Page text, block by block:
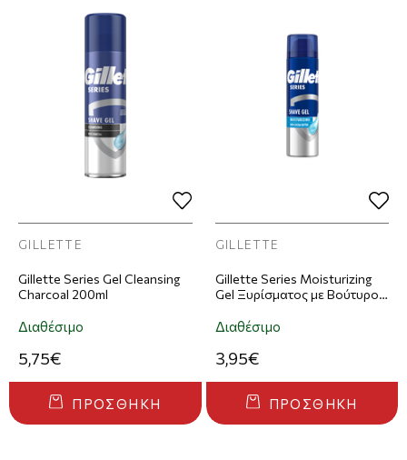
GILLETTE
Gillette Series Gel Cleansing
Charcoal 200ml
Διαθέσιμο
5,75€
ΠΡΟΣΘΉΚΗ
GILLETTE
Gillette Series Moisturizing
Gel Ξυρίσματος με Βούτυρο
Διαθέσιμο
3,95€
ΠΡΟΣΘΉΚΗ